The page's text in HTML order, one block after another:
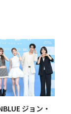
ジョン・